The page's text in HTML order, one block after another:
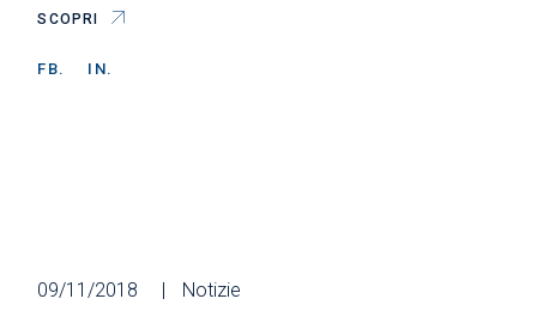
SCOPRI
FB. IN.
09/11/2018 Notizie